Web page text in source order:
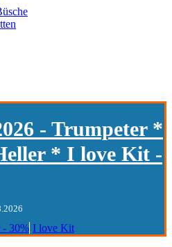
- Trumpeter *
* I love Kit -
- 30% I love Kit